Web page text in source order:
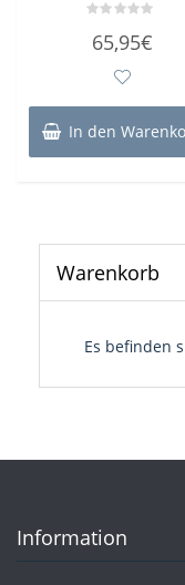
mit
65,95€
In den
Warenkorb
Es befinden
Information